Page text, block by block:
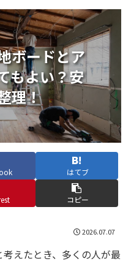
ボードとア
もよい？安
理！
はてブ
コピー
2026.07.07
えたとき、多くの人が最